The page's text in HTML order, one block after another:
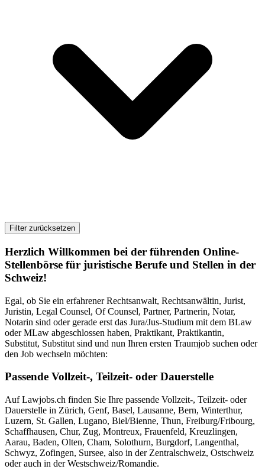
Filter zurücksetzen
Herzlich Willkommen bei der führenden Online-
Stellenbörse für juristische Berufe und Stellen in der
Schweiz!
Egal, ob Sie ein erfahrener Rechtsanwalt, Rechtsanwältin, Jurist,
Juristin, Legal Counsel, Of Counsel, Partner, Partnerin, Notar,
Notarin sind oder gerade erst das Jura/Jus-Studium mit dem BLaw
oder MLaw abgeschlossen haben, Praktikant, Praktikantin,
Substitut, Substitut sind und nun Ihren ersten Traumjob suchen oder
den Job wechseln möchten:
Passende Vollzeit-, Teilzeit- oder Dauerstelle
Auf Lawjobs.ch finden Sie Ihre passende Vollzeit-, Teilzeit- oder
Dauerstelle in Zürich, Genf, Basel, Lausanne, Bern, Winterthur,
Luzern, St. Gallen, Lugano, Biel/Bienne, Thun, Freiburg/Fribourg,
Schaffhausen, Chur, Zug, Montreux, Frauenfeld, Kreuzlingen,
Aarau, Baden, Olten, Cham, Solothurn, Burgdorf, Langenthal,
Schwyz, Zofingen, Sursee, also in der Zentralschweiz, Ostschweiz
oder auch in der Westschweiz/Romandie.